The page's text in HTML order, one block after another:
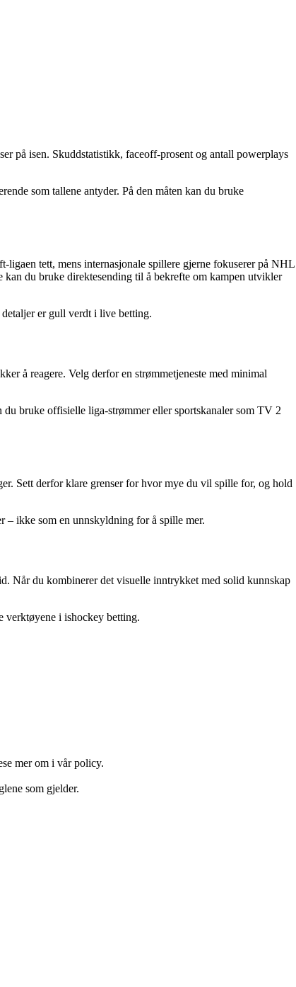
på isen. Skuddstatistikk, faceoff-prosent og antall powerplays
som tallene antyder. På den måten kan du bruke
tett, mens internasjonale spillere gjerne fokuserer på NHL
du bruke direktesending til å bekrefte om kampen utvikler
er gull verdt i live betting.
å reagere. Velg derfor en strømmetjeneste med minimal
bruke offisielle liga-strømmer eller sportskanaler som TV 2
Sett derfor klare grenser for hvor mye du vil spille for, og hold
– ikke som en unnskyldning for å spille mer.
Når du kombinerer det visuelle inntrykket med solid kunnskap
verktøyene i ishockey betting.
mer om i vår policy.
som gjelder.